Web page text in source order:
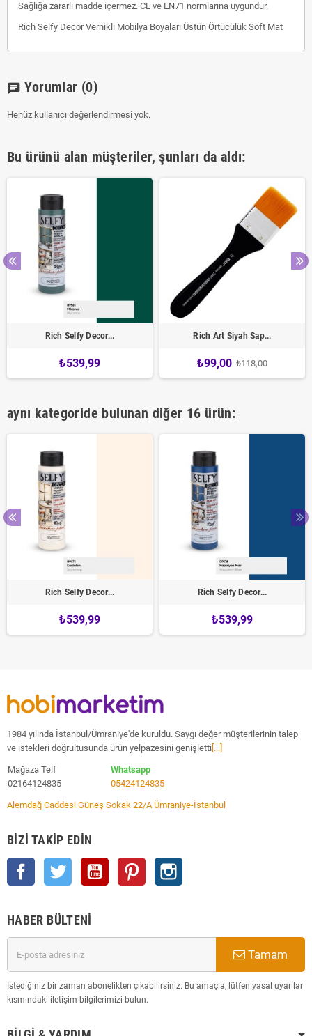
Sağlığa zararlı madde içermez. CE ve EN71 normlarına uygundur.
Rich Selfy Decor Vernikli Mobilya Boyaları Üstün Örtücülük Soft Mat
chat Yorumlar (0)
Henüz kullanıcı değerlendirmesi yok.
Bu ürünü alan müşteriler, şunları da aldı:
Rich Selfy Decor...
₺539,99
Rich Art Siyah Sap...
₺99,00 ₺118,00
aynı kategoride bulunan diğer 16 ürün:
Rich Selfy Decor...
₺539,99
Rich Selfy Decor...
₺539,99
1984 yılında İstanbul/Ümraniye'de kuruldu. Saygı değer müşterilerinin talep
ve istekleri doğrultusunda ürün yelpazesini genişletti [...]
Mağaza Telf
02164124835
Whatsapp
05424124835
Alemdağ Caddesi Güneş Sokak 22/A Ümraniye-İstanbul
BIZI TAKIP EDIN
Facebook Twitter YouTube Pinterest
HABER BÜLTENI
Tamam
İstediğiniz bir zaman abonelikten çıkabilirsiniz. Bu amaçla, lütfen yasal uyarılar
kısmındaki iletişim bilgilerimizi bulun.